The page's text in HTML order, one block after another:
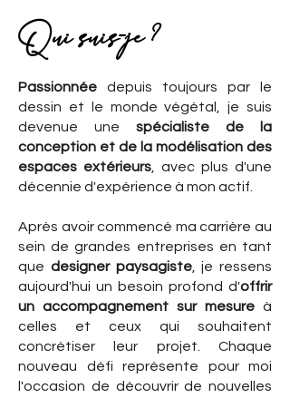
Qui suis-je ?
Passionnée depuis toujours par le
dessin et le monde végétal, je suis
devenue une spécialiste de la
conception et de la modélisation des
espaces extérieurs , avec plus d'une
décennie d'expérience à mon actif.
Après avoir commencé ma carrière au
sein de grandes entreprises en tant
que designer paysagiste, je ressens
aujourd'hui un besoin profond d'offrir
un accompagnement sur mesure à
celles et ceux qui souhaitent
concrétiser leur projet. Chaque
nouveau défi représente pour moi
l'occasion de découvrir de nouvelles